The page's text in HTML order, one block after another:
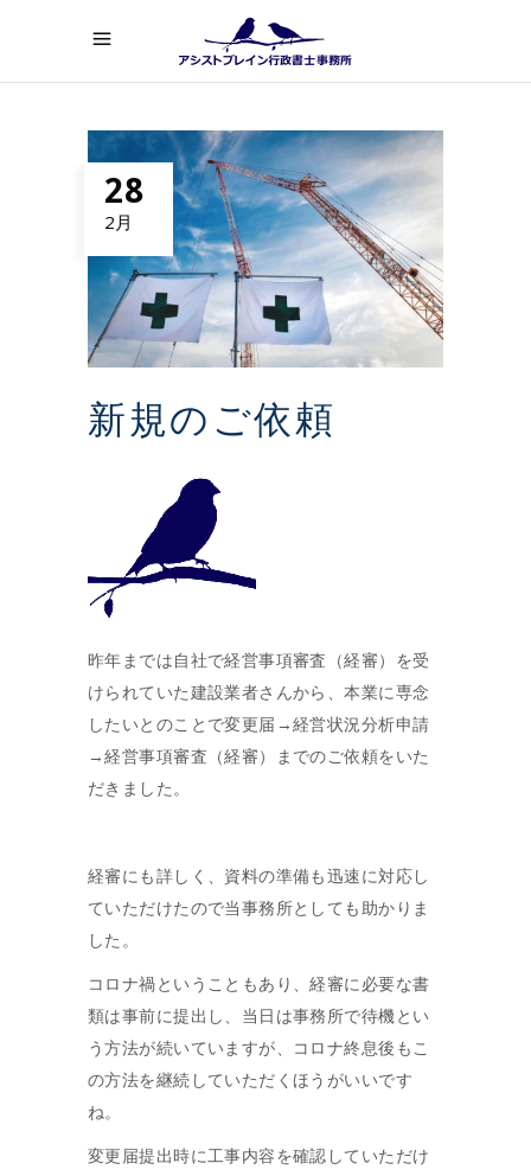
28
2月
新規のご依頼
昨年までは自社で経営事項審査（経審）を受
けられていた建設業者さんから、本業に専念
したいとのことで変更届→経営状況分析申請
→経営事項審査（経審）までのご依頼をいた
だきました。
経審にも詳しく、資料の準備も迅速に対応し
ていただけたので当事務所としても助かりま
した。
コロナ禍ということもあり、経審に必要な書
類は事前に提出し、当日は事務所で待機とい
う方法が続いていますが、コロナ終息後もこ
の方法を継続していただくほうがいいです
ね。
変更届提出時に工事内容を確認していただけ